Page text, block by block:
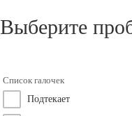
Выберите
Список галочек
Подтекает